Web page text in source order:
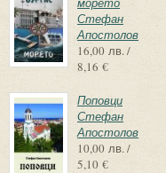
Стефан
Апостолов
16,00 лв. /
8,16 €
Поповци
Стефан
Апостолов
10,00 лв. /
5,10 €